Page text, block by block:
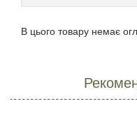
В цього товару немає